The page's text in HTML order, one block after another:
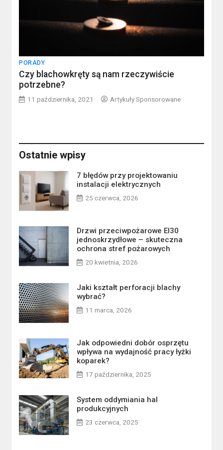
PORADY
Czy blachowkręty są nam rzeczywiście
potrzebne?
11 października, 2021 Artykuły Sponsorowane
Ostatnie wpisy
7 błędów przy projektowaniu
instalacji elektrycznych
25 czerwca, 2026
Drzwi przeciwpożarowe EI30
jednoskrzydłowe – skuteczna
ochrona stref pożarowych
20 kwietnia, 2026
Jaki kształt perforacji blachy
wybrać?
11 marca, 2026
Jak odpowiedni dobór osprzętu
wpływa na wydajność pracy łyżki
koparek?
17 października, 2025
System oddymiania hal
produkcyjnych
23 czerwca, 2025